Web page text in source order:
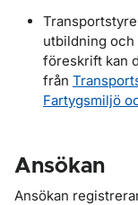
utbildning
föreskrift kan
från
Fartygsmiljö
Ansökan
Ansökan